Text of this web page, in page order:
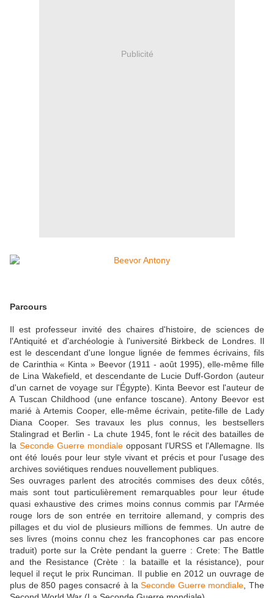
Publicité
Parcours
Il est professeur invité des chaires d'histoire, de sciences de
l'Antiquité et d'archéologie à l'université Birkbeck de Londres. Il
est le descendant d'une longue lignée de femmes écrivains, fils
de Carinthia « Kinta » Beevor (1911 - août 1995), elle-même fille
de Lina Wakefield, et descendante de Lucie Duff-Gordon (auteur
d'un carnet de voyage sur l'Égypte). Kinta Beevor est l'auteur de
A Tuscan Childhood (une enfance toscane). Antony Beevor est
marié à Artemis Cooper, elle-même écrivain, petite-fille de Lady
Diana Cooper. Ses travaux les plus connus, les bestsellers
Stalingrad et Berlin - La chute 1945, font le récit des batailles de
la Seconde Guerre mondiale opposant l'URSS et l'Allemagne. Ils
ont été loués pour leur style vivant et précis et pour l'usage des
archives soviétiques rendues nouvellement publiques.
Ses ouvrages parlent des atrocités commises des deux côtés,
mais sont tout particulièrement remarquables pour leur étude
quasi exhaustive des crimes moins connus commis par l'Armée
rouge lors de son entrée en territoire allemand, y compris des
pillages et du viol de plusieurs millions de femmes. Un autre de
ses livres (moins connu chez les francophones car pas encore
traduit) porte sur la Crète pendant la guerre : Crete: The Battle
and the Resistance (Crète : la bataille et la résistance), pour
lequel il reçut le prix Runciman. Il publie en 2012 un ouvrage de
plus de 850 pages consacré à laSeconde Guerre mondiale, The